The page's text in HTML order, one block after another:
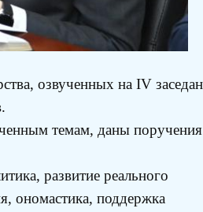
озвученных на IV
темам, даны поручения
развитие реального
ономастика, поддержка